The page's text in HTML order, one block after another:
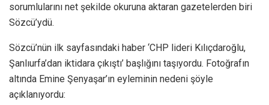
sorumlularını net şekilde okuruna aktaran gazetelerden biri
Sözcü’ydü.
Sözcü’nün ilk sayfasındaki haber ‘CHP lideri Kılıçdaroğlu,
Şanlıurfa’dan iktidara çıkıştı’ başlığını taşıyordu. Fotoğrafın
altında Emine Şenyaşar’ın eyleminin nedeni şöyle
açıklanıyordu: